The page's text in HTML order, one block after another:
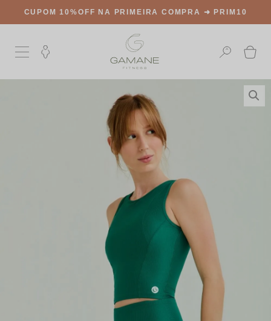
CUPOM 10%OFF NA PRIMEIRA COMPRA ➜ PRIM10